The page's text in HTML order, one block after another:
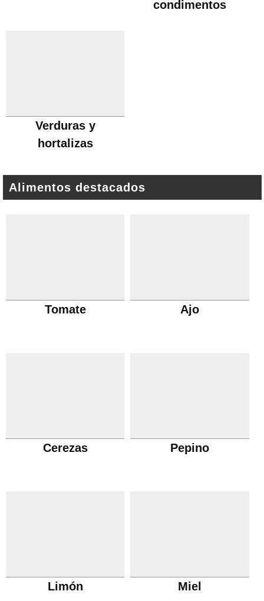
condimentos
Verduras y
hortalizas
Alimentos destacados
Tomate Ajo
Cerezas Pepino
Limón Miel